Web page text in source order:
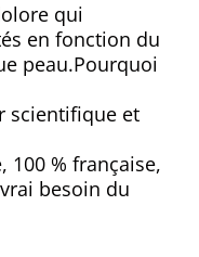
qui
en fonction du
peau.Pourquoi
scientifique et
100 % française,
besoin du